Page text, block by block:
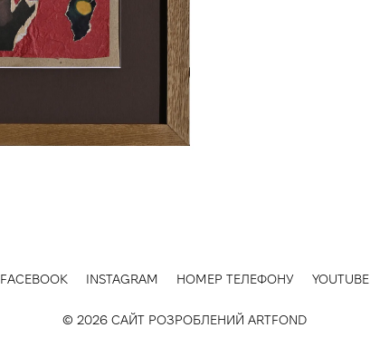
FACEBOOK INSTAGRAM НОМЕР ТЕЛЕФОНУ YOUTUBE
© 2026 САЙТ РОЗРОБЛЕНИЙ ARTFOND